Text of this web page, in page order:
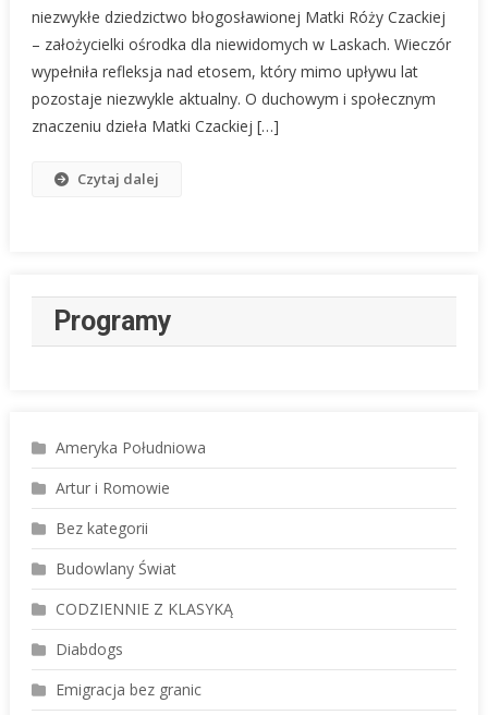
Czackiej
Poruszyło
Polonię.
Niezwykłe
niezwykłe dziedzictwo błogosławionej Matki Róży Czackiej
– założycielki ośrodka dla niewidomych w Laskach. Wieczór
wypełniła refleksja nad etosem, który mimo upływu lat
pozostaje niezwykle aktualny. O duchowym i społecznym
znaczeniu dzieła Matki Czackiej […]
Czytaj dalej
Programy
Ameryka Południowa
Artur i Romowie
Bez kategorii
Budowlany Świat
CODZIENNIE Z KLASYKĄ
Diabdogs
Emigracja bez granic